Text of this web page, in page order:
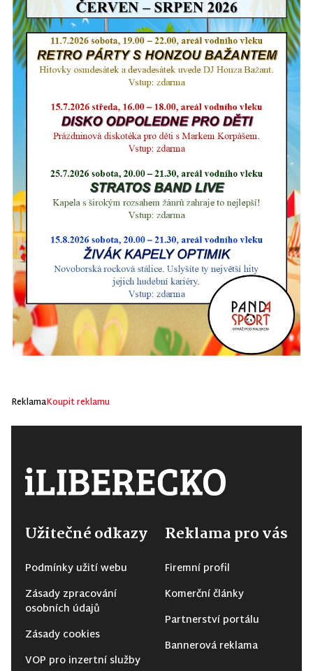
ReklamaKoupit reklamu
Užitečné odkazy
Podmínky užití webu
Zásady zpracování
osobních údajů
Zásady cookies
VOP pro inzertní služby
Reklama pro vás
Firemní profil
Komerční články
Partnerství portálu
Bannerová reklama